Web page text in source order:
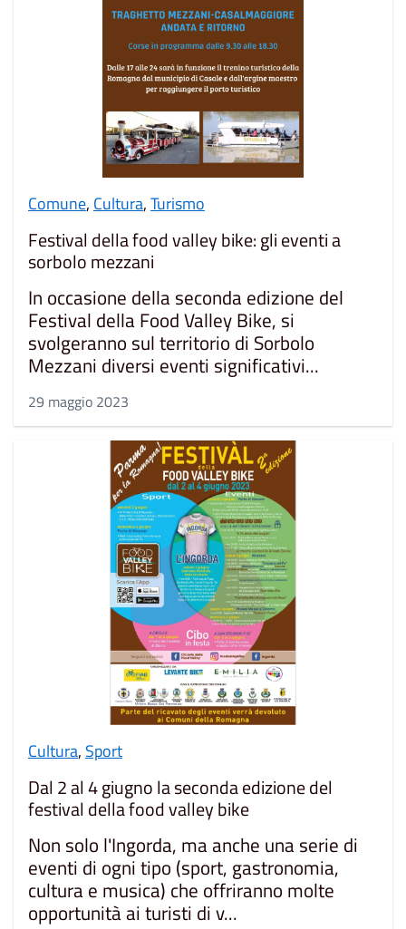
Comune, Cultura,Turismo
Festival della food valley bike: gli eventi a
sorbolo mezzani
In occasione della seconda edizione del
Festival della Food Valley Bike, si
svolgeranno sul territorio di Sorbolo
Mezzani diversi eventi significativi...
29 maggio 2023
Cultura, Sport
Dal 2 al 4 giugno la seconda edizione del
festival della food valley bike
Non solo l'Ingorda, ma anche una serie di
eventi di ogni tipo (sport, gastronomia,
cultura e musica) che offriranno molte
opportunità ai turisti di v...